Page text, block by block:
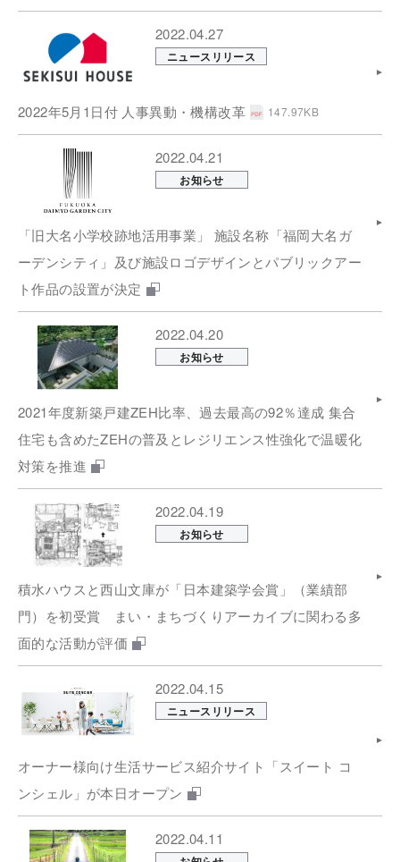
お問い合わせ
2022.04.27
ニュースリリース
2022年5月1日付 人事異動・機構改革 147.97KB
2022.04.21
お知らせ
「旧大名小学校跡地活用事業」 施設名称「福岡⼤名ガ
ーデンシティ」及び施設ロゴデザインとパブリックアー
ト作品の設置が決定
2022.04.20
お知らせ
2021年度新築戸建ZEH比率、過去最高の92％達成 集合
住宅も含めたZEHの普及とレジリエンス性強化で温暖化
対策を推進
2022.04.19
お知らせ
積水ハウスと西山文庫が「日本建築学会賞」（業績部
門）を初受賞 まい・まちづくりアーカイブに関わる多
面的な活動が評価
2022.04.15
ニュースリリース
オーナー様向け生活サービス紹介サイト「スイート コ
ンシェル」が本日オープン
2022.04.11